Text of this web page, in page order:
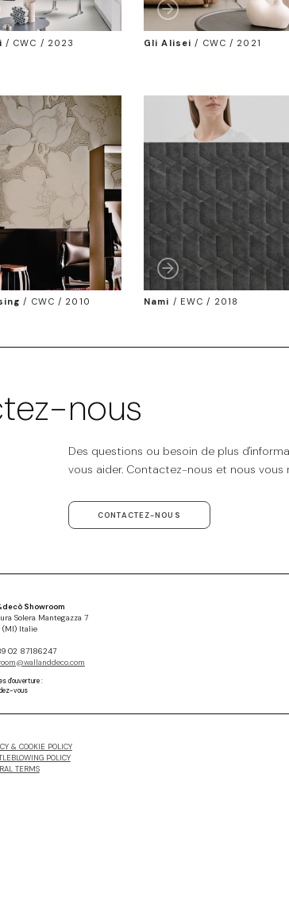
/ CWC / 2023 Gli Alisei / CWC / 2021
/ CWC / 2010 Nami / EWC / 2018
nous
Des questions ou besoin de plus
vous aider. Contactez-nous et nous vous
CONTACTEZ-NOUS
Showroom
Solera Mantegazza 7
(MI) Italie
02 87186247
d'ouverture :
vous
& COOKIE POLICY
POLICY
TERMS